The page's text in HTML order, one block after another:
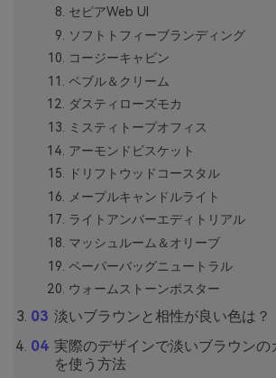
セピアWeb UI
ソフトトフィーブランディング
コージーキャビン
ペブル＆クリーム
ダスティローズモカ
ミスティトープオフィス
アーモンドビスケット
ドリフトウッドコースタル
メープルキャンドルライト
ライトアンバーエディトリアル
マッシュルーム＆オリーブ
ペーパーバッグニュートラル
ウォームストーンポスター
淡いブラウンと相性が良い色は？
実際のデザインで淡いブラウンの
を使う方法